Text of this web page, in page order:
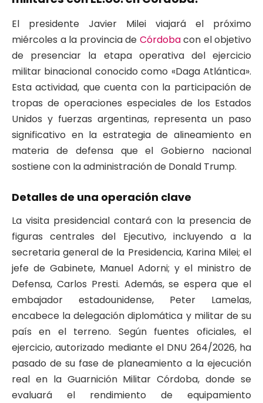
El presidente Javier Milei viajará el próximo
miércoles a la provincia de Córdobacon el objetivo
de presenciar la etapa operativa del ejercicio
militar binacional conocido como «Daga Atlántica».
Esta actividad, que cuenta con la participación de
tropas de operaciones especiales de los Estados
Unidos y fuerzas argentinas, representa un paso
significativo en la estrategia de alineamiento en
materia de defensa que el Gobierno nacional
sostiene con la administración de Donald Trump.
Detalles de una operación clave
La visita presidencial contará con la presencia de
figuras centrales del Ejecutivo, incluyendo a la
secretaria general de la Presidencia, Karina Milei; el
jefe de Gabinete, Manuel Adorni; y el ministro de
Defensa, Carlos Presti. Además, se espera que el
embajador estadounidense, Peter Lamelas,
encabece la delegación diplomática y militar de su
país en el terreno. Según fuentes oficiales, el
ejercicio, autorizado mediante el DNU 264/2026, ha
pasado de su fase de planeamiento a la ejecución
real en la Guarnición Militar Córdoba, donde se
evaluará el rendimiento de equipamiento